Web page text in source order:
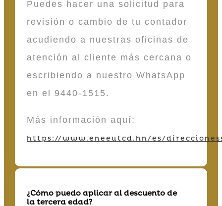
Puedes hacer una solicitud para
revisión o cambio de tu contador
acudiendo a nuestras oficinas de
atención al cliente más cercana o
escribiendo a nuestro WhatsApp
en el 9440-1515.
Más información aquí:
https://www.eneeutcd.hn/es/
¿Cómo puedo aplicar al descuento de
la tercera edad?